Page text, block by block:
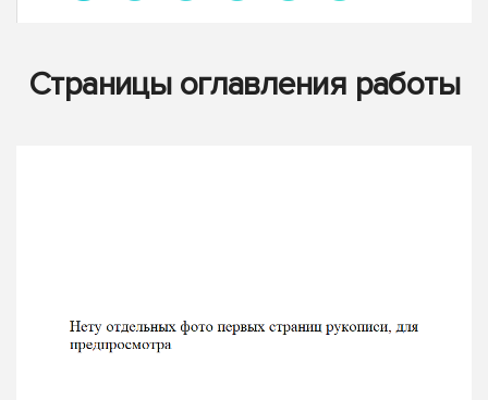
Страницы оглавления работы